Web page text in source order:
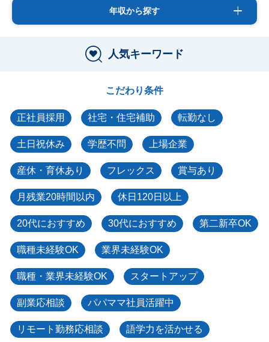
年収から探す
人気キーワード
こだわり条件
正社員採用 社宅・住宅補助 転勤なし
土日祝休み 学歴不問 上場企業
産休・育休あり フレックス 賞与あり
月残業20時間以内 休日120日以上
20代におすすめ 30代におすすめ 第二新卒OK
職種未経験OK 業界未経験OK
職種・業界未経験OK スタートアップ
副業応相談 パパママ社員活躍中
リモート勤務応相談 語学力を活かせる